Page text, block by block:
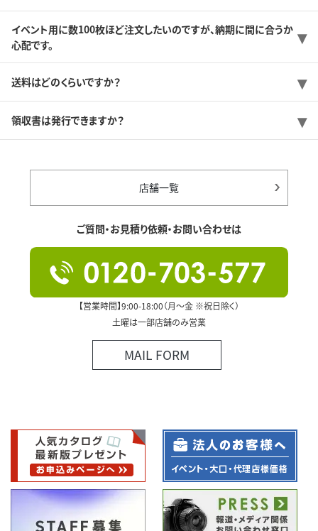
イベント用に数100枚ほど注文したいのですが、納期に間に合うか
心配です。
送料はどのくらいですか？
領収書は発行できますか？
店舗一覧
ご質問・お見積り依頼・お問い合わせは
【営業時間】9:00-18:00（月～金 ※祝日除く）
土曜は一部店舗のみ営業
MAIL FORM